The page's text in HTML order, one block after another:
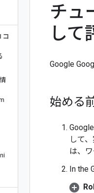
コ
チュ
して
Google
始める
して
は、
In the